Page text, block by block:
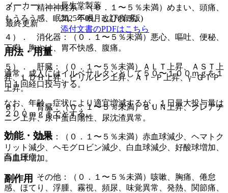
３）． 精神神経系：（０．１〜５％未満）めまい、頭痛、
もうろう感、眠気、不眠、しびれ感。
４）． 消化器：（０．１〜５％未満）悪心、嘔吐、便秘、
下痢、胸やけ、胃不快感、腹痛。
５）． 肝臓：（０．１〜５％未満）ＡＬＴ上昇、ＡＳＴ上
昇、ＬＤＨ上昇、ビリルビン上昇、Ａｌ−Ｐ上昇、γ−ＧＴＰ
上昇。
６）． 腎臓：（０．１〜５％未満）ＢＵＮ上昇、クレアチ
ニン上昇、尿中蛋白陽性、尿沈渣異常。
７）． 血液：（０．１〜５％未満）赤血球減少、ヘマトク
リット減少、ヘモグロビン減少、白血球減少、好酸球増加、
白血球増加。
８）． その他：（０．１〜５％未満）咳嗽、胸痛、倦怠
感、ほてり、浮腫、霧視、頻尿、味覚異常、発熱、関節痛、
メーカー
長生堂製薬
最終更新
2025年09月改訂(第3版)
添付文書のPDFはこちら
用法・用量
通常、成人にはイルベサルタンとして５０〜１００ｍｇを１
日１回経口投与する。
なお、年齢、症状により適宜増減するが、１日最大投与量は
２００ｍｇまでとする。
効能・効果
高血圧症。
副作用